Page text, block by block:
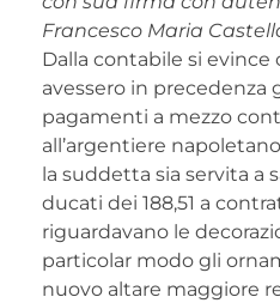
Francesco Maria
Dalla contabile si evince
avessero in precedenza
pagamenti a mezzo
all’argentiere napoletano
la suddetta sia servita a
ducati dei 188,51 a
riguardavano le
particolar modo gli
nuovo altare maggiore